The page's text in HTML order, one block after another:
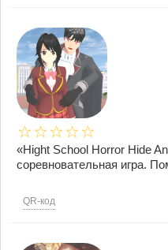
«Hight School Horror Hide
соревновательная игра.
QR-код